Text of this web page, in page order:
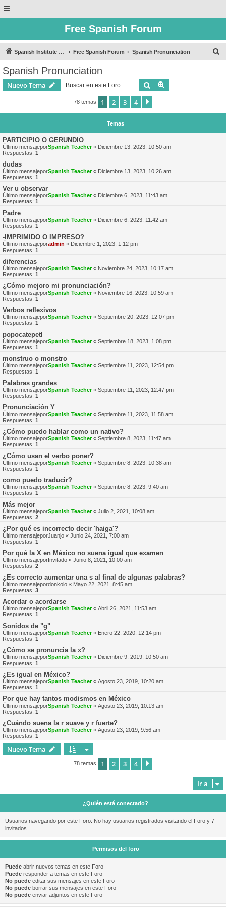
Free Spanish Forum
Spanish Institute of Puebla Free Spanish Forum Spanish Pronunciation
Spanish Pronunciation
Nuevo Tema Buscar
78 temas 1 2 3 4
Temas
PARTICIPIO O GERUNDIO
Último mensajeporSpanish Teacher« Diciembre 13, 2023, 10:50 am
Respuestas: 1
dudas
Último mensajeporSpanish Teacher« Diciembre 13, 2023, 10:26 am
Respuestas: 1
Ver u observar
Último mensajeporSpanish Teacher« Diciembre 6, 2023, 11:43 am
Respuestas: 1
Padre
Último mensajeporSpanish Teacher« Diciembre 6, 2023, 11:42 am
Respuestas: 1
-IMPRIMIDO O IMPRESO?
Último mensajeporadmin « Diciembre 1, 2023, 1:12 pm
Respuestas: 1
diferencias
Último mensajeporSpanish Teacher« Noviembre 24, 2023, 10:17 am
Respuestas: 1
¿Cómo mejoro mi pronunciación?
Último mensajeporSpanish Teacher« Noviembre 16, 2023, 10:59 am
Respuestas: 1
Verbos reflexivos
Último mensajeporSpanish Teacher« Septiembre 20, 2023, 12:07 pm
Respuestas: 1
popocatepetl
Último mensajeporSpanish Teacher« Septiembre 18, 2023, 1:08 pm
Respuestas: 1
monstruo o monstro
Último mensajeporSpanish Teacher« Septiembre 11, 2023, 12:54 pm
Respuestas: 1
Palabras grandes
Último mensajeporSpanish Teacher« Septiembre 11, 2023, 12:47 pm
Respuestas: 1
Pronunciación Y
Último mensajeporSpanish Teacher« Septiembre 11, 2023, 11:58 am
Respuestas: 1
¿Cómo puedo hablar como un nativo?
Último mensajeporSpanish Teacher« Septiembre 8, 2023, 11:47 am
Respuestas: 1
¿Cómo usan el verbo poner?
Último mensajeporSpanish Teacher« Septiembre 8, 2023, 10:38 am
Respuestas: 1
como puedo traducir?
Último mensajeporSpanish Teacher« Septiembre 8, 2023, 9:40 am
Respuestas: 1
Más mejor
Último mensajeporSpanish Teacher« Julio 2, 2021, 10:08 am
Respuestas: 2
¿Por qué es incorrecto decir 'haiga'?
Último mensajeporJuanjo « Junio 24, 2021, 7:00 am
Respuestas: 1
Por qué la X en México no suena igual que examen
Último mensajeporInvitado « Junio 8, 2021, 10:00 am
Respuestas: 2
¿Es correcto aumentar una s al final de algunas palabras?
Último mensajepordonkolo « Mayo 22, 2021, 8:45 am
Respuestas: 3
Acordar o acordarse
Último mensajeporSpanish Teacher« Abril 26, 2021, 11:53 am
Respuestas: 1
Sonidos de "g"
Último mensajeporSpanish Teacher« Enero 22, 2020, 12:14 pm
Respuestas: 1
¿Cómo se pronuncia la x?
Último mensajeporSpanish Teacher« Diciembre 9, 2019, 10:50 am
Respuestas: 1
¿Es igual en México?
Último mensajeporSpanish Teacher« Agosto 23, 2019, 10:20 am
Respuestas: 1
Por que hay tantos modismos en México
Último mensajeporSpanish Teacher« Agosto 23, 2019, 10:13 am
Respuestas: 1
¿Cuándo suena la r suave y r fuerte?
Último mensajeporSpanish Teacher« Agosto 23, 2019, 9:56 am
Respuestas: 1
Nuevo Tema
78 temas 1 2 3 4
Ir a
¿Quién está conectado?
Usuarios navegando por este Foro: No hay usuarios registrados visitando el Foro y 7
invitados
Permisos del foro
Puede abrir nuevos temas en este Foro
Puede responder a temas en este Foro
No puede editar sus mensajes en este Foro
No puede borrar sus mensajes en este Foro
No puede enviar adjuntos en este Foro